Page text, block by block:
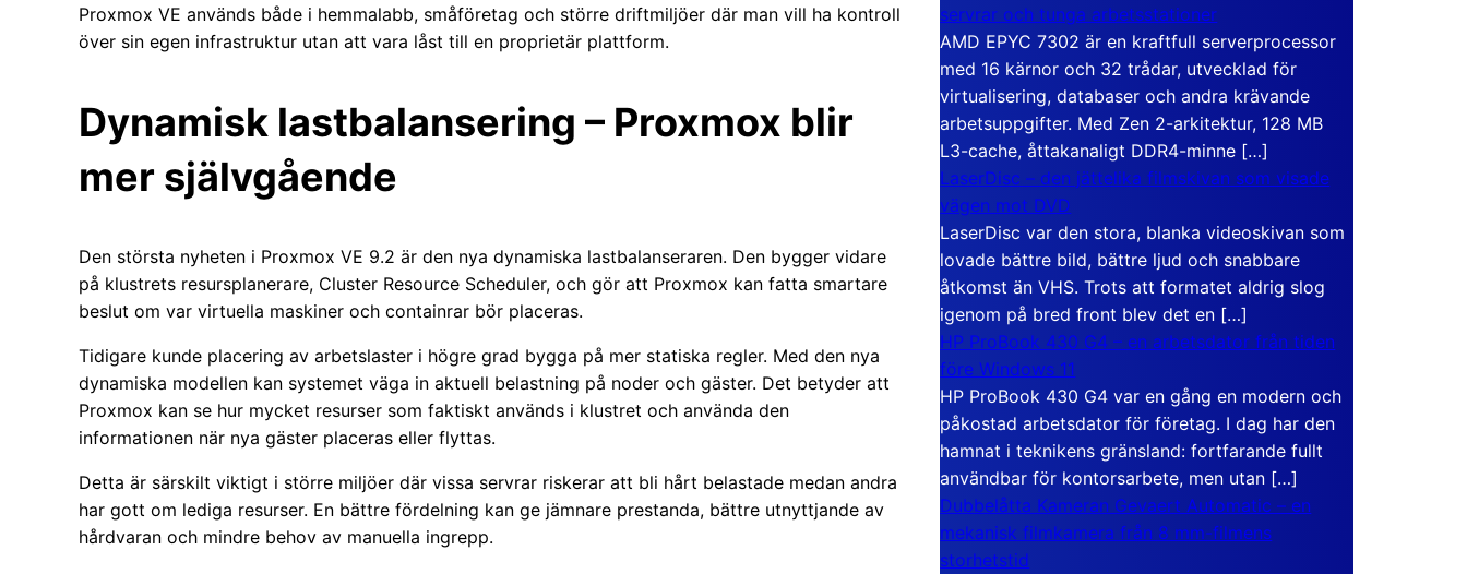
Proxmox VE används både i hemmalabb, småföretag och större driftmiljöer där man vill ha kontroll
över sin egen infrastruktur utan att vara låst till en proprietär plattform.
Dynamisk lastbalansering – Proxmox blir
mer självgående
Den största nyheten i Proxmox VE 9.2 är den nya dynamiska lastbalanseraren. Den bygger vidare
på klustrets resursplanerare, Cluster Resource Scheduler, och gör att Proxmox kan fatta smartare
beslut om var virtuella maskiner och containrar bör placeras.
Tidigare kunde placering av arbetslaster i högre grad bygga på mer statiska regler. Med den nya
dynamiska modellen kan systemet väga in aktuell belastning på noder och gäster. Det betyder att
Proxmox kan se hur mycket resurser som faktiskt används i klustret och använda den
informationen när nya gäster placeras eller flyttas.
Detta är särskilt viktigt i större miljöer där vissa servrar riskerar att bli hårt belastade medan andra
har gott om lediga resurser. En bättre fördelning kan ge jämnare prestanda, bättre utnyttjande av
hårdvaran och mindre behov av manuella ingrepp.
servrar och tunga arbetsstationer
AMD EPYC 7302 är en kraftfull serverprocessor
med 16 kärnor och 32 trådar, utvecklad för
virtualisering, databaser och andra krävande
arbetsuppgifter. Med Zen 2-arkitektur, 128 MB
L3-cache, åttakanaligt DDR4-minne […]
LaserDisc – den jättelika filmskivan som visade
vägen mot DVD
LaserDisc var den stora, blanka videoskivan som
lovade bättre bild, bättre ljud och snabbare
åtkomst än VHS. Trots att formatet aldrig slog
igenom på bred front blev det en […]
HP ProBook 430 G4 – en arbetsdator från tiden
före Windows 11
HP ProBook 430 G4 var en gång en modern och
påkostad arbetsdator för företag. I dag har den
hamnat i teknikens gränsland: fortfarande fullt
användbar för kontorsarbete, men utan […]
Dubbelåtta Kameran Gevaert Automatic – en
mekanisk filmkamera från 8 mm-filmens
storhetstid